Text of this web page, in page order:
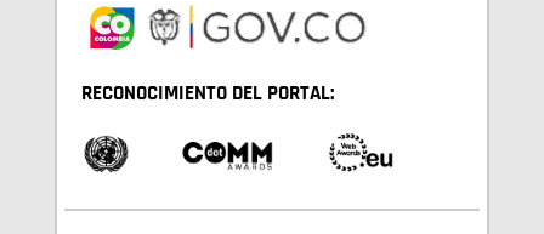
RECONOCIMIENTO DEL PORTAL: